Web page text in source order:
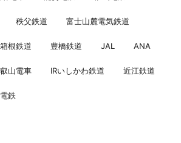
秩父鉄道 富士山麓電気鉄道
根鉄道 豊橋鉄道 JAL ANA
叡山電車 IRいしかわ鉄道 近江鉄道
鉄